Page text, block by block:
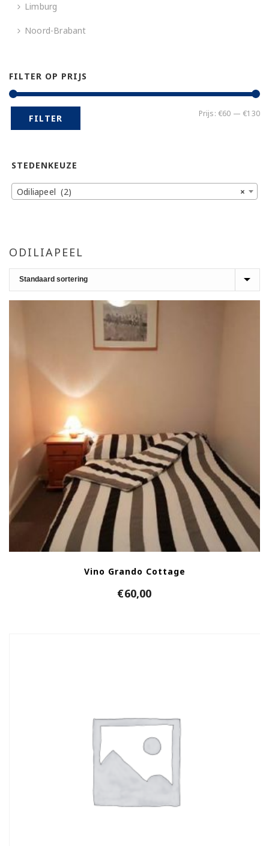
ODILIAPEEL
Vino Grando Cottage
€60,00
Limburg
Noord-Brabant
FILTER OP PRIJS
FILTER Prijs: €60 —€130
STEDENKEUZE
×
Odiliapeel (2)